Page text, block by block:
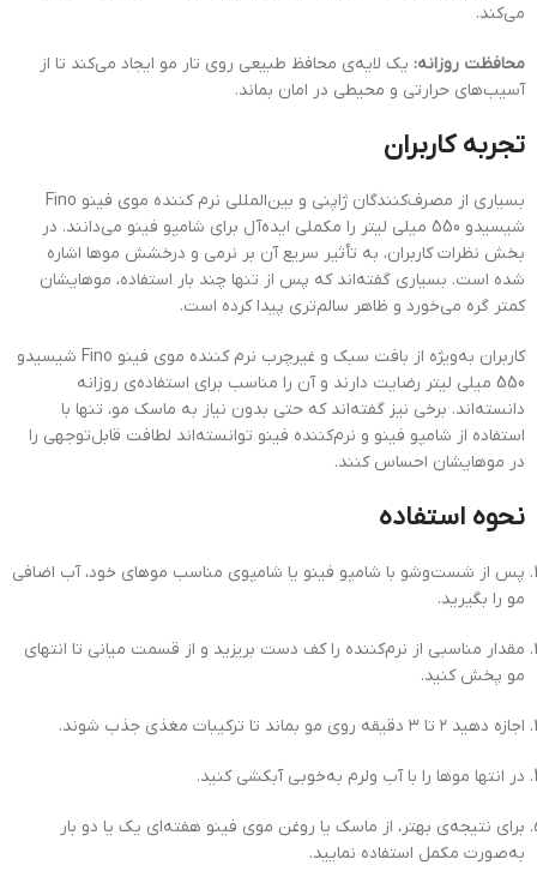
می‌کند.
محافظت روزانه: یک لایه‌ی محافظ طبیعی روی تار مو ایجاد می‌کند تا از
آسیب‌های حرارتی و محیطی در امان بماند.
تجربه کاربران
بسیاری از مصرف‌کنندگان ژاپنی و بین‌المللی نرم کننده موی فینو Fino
شیسیدو 550 میلی لیتر را مکملی ایده‌آل برای شامپو فینو می‌دانند. در
بخش نظرات کاربران، به تأثیر سریع آن بر نرمی و درخشش موها اشاره
شده است. بسیاری گفته‌اند که پس از تنها چند بار استفاده، موهایشان
کمتر گره می‌خورد و ظاهر سالم‌تری پیدا کرده است.
کاربران به‌ویژه از بافت سبک و غیرچرب نرم کننده موی فینو Fino شیسیدو
550 میلی لیتر رضایت دارند و آن را مناسب برای استفاده‌ی روزانه
دانسته‌اند. برخی نیز گفته‌اند که حتی بدون نیاز به ماسک مو، تنها با
استفاده از شامپو فینو و نرم‌کننده فینو توانسته‌اند لطافت قابل‌توجهی را
در موهایشان احساس کنند.
نحوه استفاده
پس از شست‌وشو با شامپو فینو یا شامپوی مناسب موهای خود، آب اضافی
مو را بگیرید.
مقدار مناسبی از نرم‌کننده را کف دست بریزید و از قسمت میانی تا انتهای
مو پخش کنید.
اجازه دهید ۲ تا ۳ دقیقه روی مو بماند تا ترکیبات مغذی جذب شوند.
در انتها موها را با آب ولرم به‌خوبی آبکشی کنید.
برای نتیجه‌ی بهتر، از ماسک یا روغن موی فینو هفته‌ای یک یا دو بار
به‌صورت مکمل استفاده نمایید.